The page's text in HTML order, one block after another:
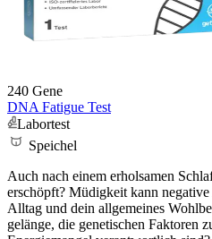
240 Gene
DNA Fatigue Test
Labortest
Speichel
Auch nach einem erholsamen
erschöpft? Müdigkeit kann
Alltag und dein allgemeines
gelänge, die genetischen Faktoren